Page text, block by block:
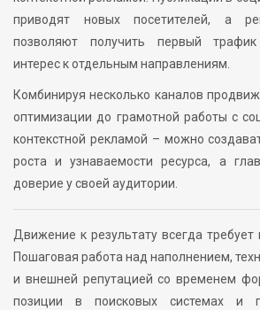
приводят новых посетителей, а
позволяют получить первый
интерес к отдельным направлениям.
Комбинируя несколько каналов
оптимизации до грамотной работы с
контекстной рекламой – можно
роста и узнаваемости ресурса, а
доверие у своей аудитории.
Движение к результату всегда требует
Пошаговая работа над наполнением,
и внешней репутацией со временем
позиции в поисковых системах и